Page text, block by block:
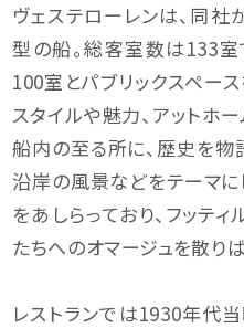
ヴェステローレンは、同
型の船。総客室数は133室
100室とパブリックスペー
スタイルや魅力、アットホ
船内の至る所に、歴史を物
沿岸の風景などをテーマに
をあしらっており、フッテ
たちへのオマージュを散り
レストランでは1930年代